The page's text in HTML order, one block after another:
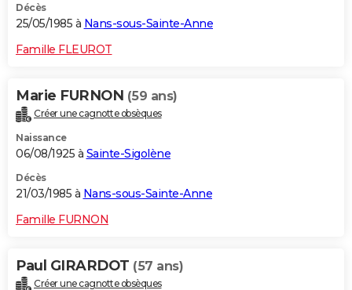
Décès
25/05/1985 à Nans-sous-Sainte-Anne
Famille FLEUROT
Marie FURNON (59 ans)
Créer une cagnotte obsèques
Naissance
06/08/1925 à Sainte-Sigolène
Décès
21/03/1985 à Nans-sous-Sainte-Anne
Famille FURNON
Paul GIRARDOT (57 ans)
Créer une cagnotte obsèques